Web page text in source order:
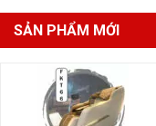
SẢN PHẨM MỚI